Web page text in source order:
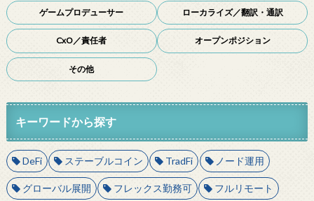
ゲームプロデューサー ローカライズ／翻訳・通訳
CxO／責任者 オープンポジション
その他
キーワードから探す
DeFi ステーブルコイン TradFi ノード運用
グローバル展開 フレックス勤務可 フルリモート